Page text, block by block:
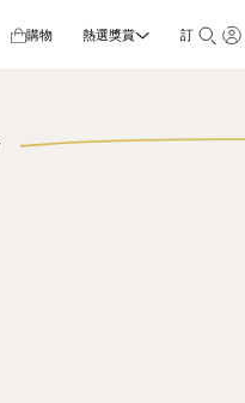
購物 熱選獎賞 訂閱雜誌